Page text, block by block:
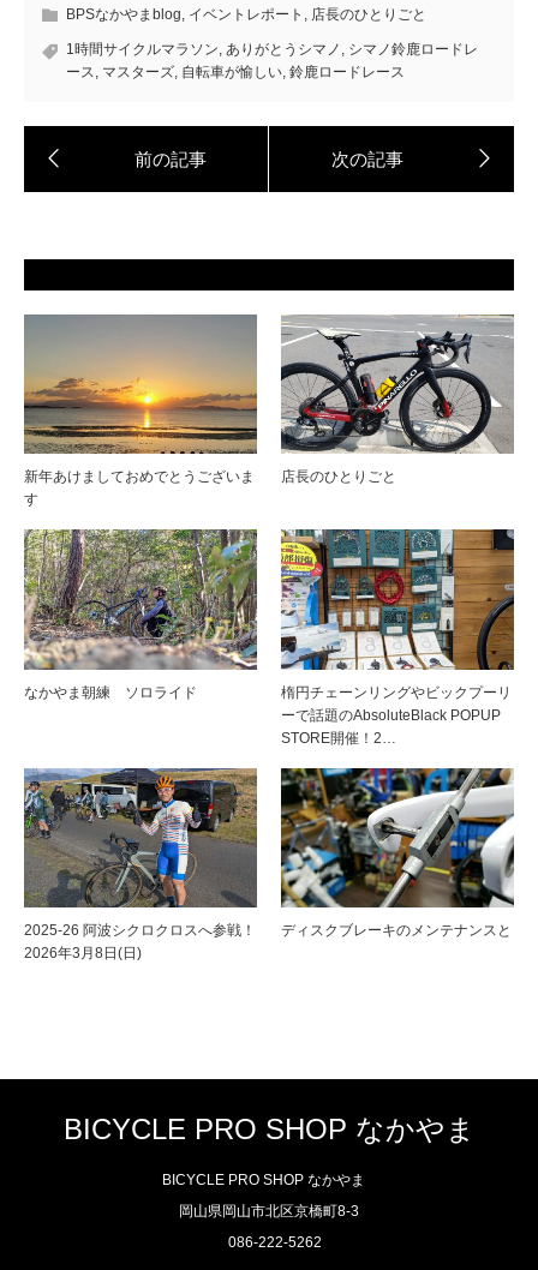
BPSなかやまblog, イベントレポート , 店長のひとりごと
1時間サイクルマラソン, ありがとうシマノ , シマノ鈴鹿ロードレ
ース, マスターズ, 自転車が愉しい, 鈴鹿ロードレース
新年あけましておめでとうございま
す
店長のひとりごと
なかやま朝練 ソロライド
楕円チェーンリングやビックプーリ
ーで話題のAbsoluteBlack POPUP
STORE開催！2…
2025-26 阿波シクロクロスへ参戦！
2026年3月8日(日)
ディスクブレーキのメンテナンスと
BICYCLE PRO SHOP なかやま
BICYCLE PRO SHOP なかやま
岡山県岡山市北区京橋町8-3
086-222-5262